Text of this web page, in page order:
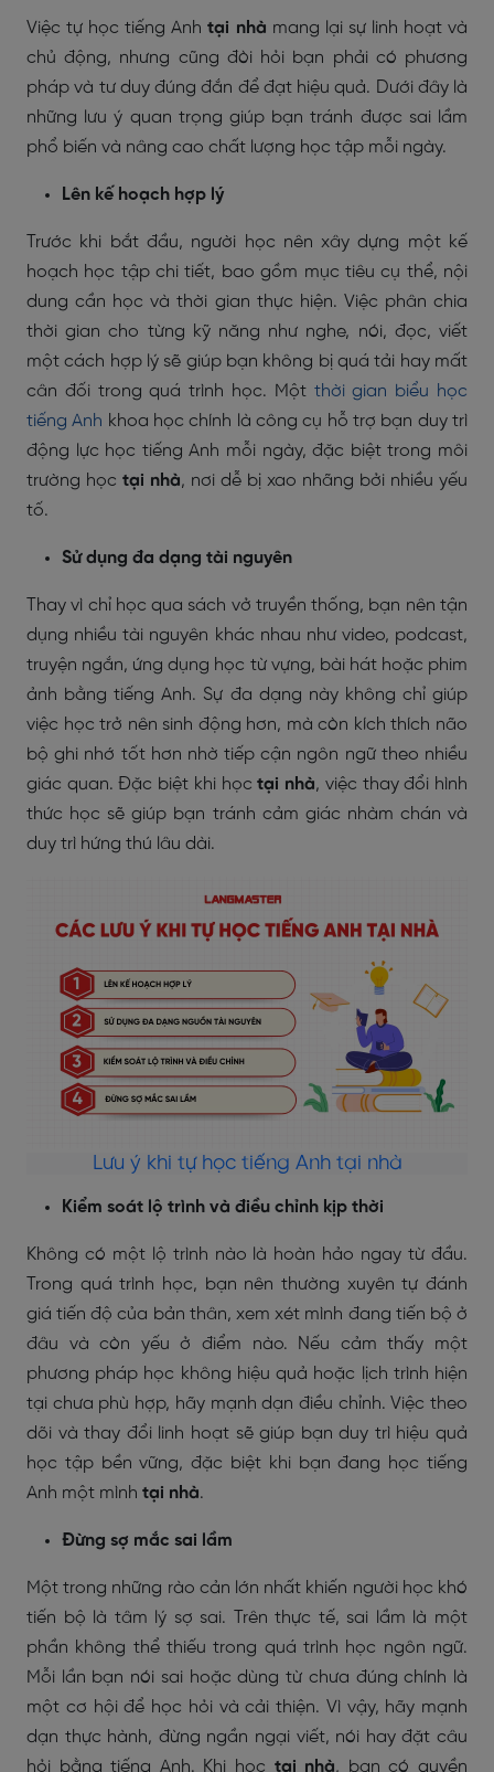
Việc tự học tiếng Anhtại nhà mang lại sự linh hoạt và
chủ động, nhưng cũng đòi hỏi bạn phải có phương
pháp và tư duy đúng đắn để đạt hiệu quả. Dưới đây là
những lưu ý quan trọng giúp bạn tránh được sai lầm
phổ biến và nâng cao chất lượng học tập mỗi ngày.
Lên kế hoạch hợp lý
Trước khi bắt đầu, người học nên xây dựng một kế
hoạch học tập chi tiết, bao gồm mục tiêu cụ thể, nội
dung cần học và thời gian thực hiện. Việc phân chia
thời gian cho từng kỹ năng như nghe, nói, đọc, viết
một cách hợp lý sẽ giúp bạn không bị quá tải hay mất
cân đối trong quá trình học. Một thời gian biểu học
tiếng Anh khoa học chính là công cụ hỗ trợ bạn duy trì
động lực học tiếng Anh mỗi ngày, đặc biệt trong môi
trường học tại nhà, nơi dễ bị xao nhãng bởi nhiều yếu
tố.
Sử dụng đa dạng tài nguyên
Thay vì chỉ học qua sách vở truyền thống, bạn nên tận
dụng nhiều tài nguyên khác nhau như video, podcast,
truyện ngắn, ứng dụng học từ vựng, bài hát hoặc phim
ảnh bằng tiếng Anh. Sự đa dạng này không chỉ giúp
việc học trở nên sinh động hơn, mà còn kích thích não
bộ ghi nhớ tốt hơn nhờ tiếp cận ngôn ngữ theo nhiều
giác quan. Đặc biệt khi họctại nhà, việc thay đổi hình
thức học sẽ giúp bạn tránh cảm giác nhàm chán và
duy trì hứng thú lâu dài.
Lưu ý khi tự học tiếng Anh tại nhà
Kiểm soát lộ trình và điều chỉnh kịp thời
Không có một lộ trình nào là hoàn hảo ngay từ đầu.
Trong quá trình học, bạn nên thường xuyên tự đánh
giá tiến độ của bản thân, xem xét mình đang tiến bộ ở
đâu và còn yếu ở điểm nào. Nếu cảm thấy một
phương pháp học không hiệu quả hoặc lịch trình hiện
tại chưa phù hợp, hãy mạnh dạn điều chỉnh. Việc theo
dõi và thay đổi linh hoạt sẽ giúp bạn duy trì hiệu quả
học tập bền vững, đặc biệt khi bạn đang học tiếng
Anh một mình tại nhà.
Đừng sợ mắc sai lầm
Một trong những rào cản lớn nhất khiến người học khó
tiến bộ là tâm lý sợ sai. Trên thực tế, sai lầm là một
phần không thể thiếu trong quá trình học ngôn ngữ.
Mỗi lần bạn nói sai hoặc dùng từ chưa đúng chính là
một cơ hội để học hỏi và cải thiện. Vì vậy, hãy mạnh
dạn thực hành, đừng ngần ngại viết, nói hay đặt câu
hỏi bằng tiếng Anh. Khi học tại nhà, bạn có quyền